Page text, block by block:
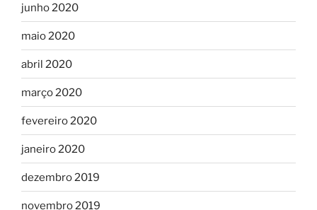
junho 2020
maio 2020
abril 2020
março 2020
fevereiro 2020
janeiro 2020
dezembro 2019
novembro 2019